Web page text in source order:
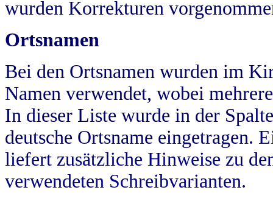
wurden Korrekturen
Ortsnamen
Bei den Ortsnamen wurden im
Namen verwendet, wobei
In dieser Liste wurde in der
deutsche Ortsname eingetragen.
liefert zusätzliche Hinweise zu
verwendeten Schreibvarianten.